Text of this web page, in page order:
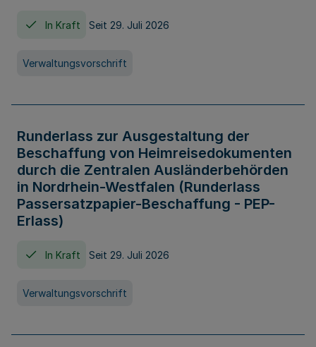
In Kraft Seit 29. Juli 2026
Verwaltungsvorschrift
Runderlass zur Ausgestaltung der
Beschaffung von Heimreisedokumenten
durch die Zentralen Ausländerbehörden
in Nordrhein-Westfalen (Runderlass
Passersatzpapier-Beschaffung - PEP-
Erlass)
In Kraft Seit 29. Juli 2026
Verwaltungsvorschrift